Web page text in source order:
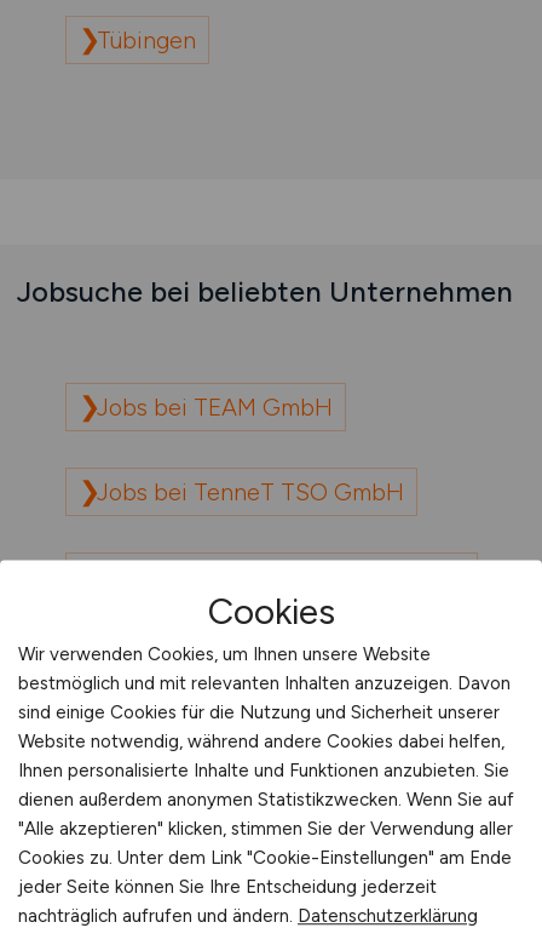
Tübingen
Jobsuche bei beliebten Unternehmen
Jobs bei TEAM GmbH
Jobs bei TenneT TSO GmbH
Sie sind hier:
Startseite
Cookies
Wir verwenden Cookies, um Ihnen unsere Website
bestmöglich und mit relevanten Inhalten anzuzeigen. Davon
sind einige Cookies für die Nutzung und Sicherheit unserer
Website notwendig, während andere Cookies dabei helfen,
Ihnen personalisierte Inhalte und Funktionen anzubieten. Sie
dienen außerdem anonymen Statistikzwecken. Wenn Sie auf
"Alle akzeptieren" klicken, stimmen Sie der Verwendung aller
Cookies zu. Unter dem Link "Cookie-Einstellungen" am Ende
jeder Seite können Sie Ihre Entscheidung jederzeit
nachträglich aufrufen und ändern. Datenschutzerklärung